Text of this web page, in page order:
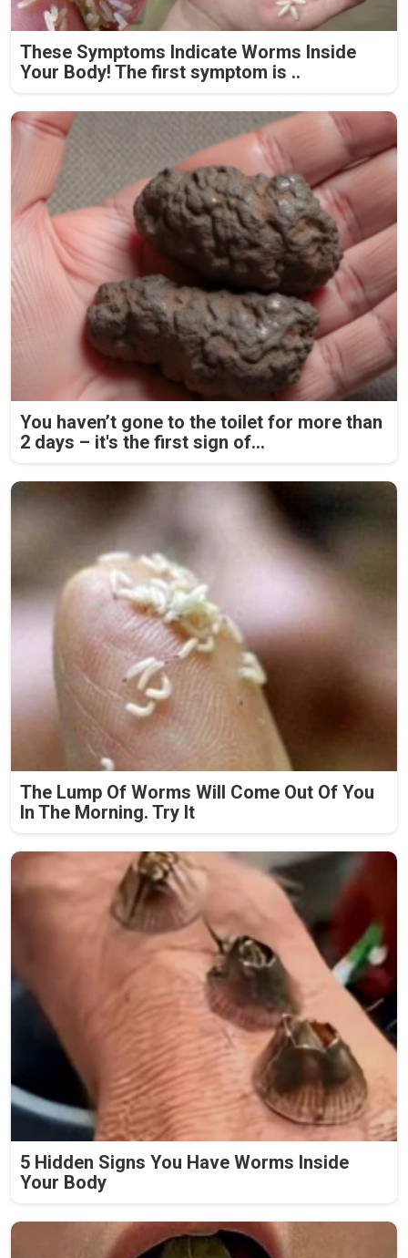
These Symptoms Indicate Worms Inside
Your Body! The first symptom is ..
You haven’t gone to the toilet for more than
2 days – it's the first sign of...
The Lump Of Worms Will Come Out Of You
In The Morning. Try It
5 Hidden Signs You Have Worms Inside
Your Body